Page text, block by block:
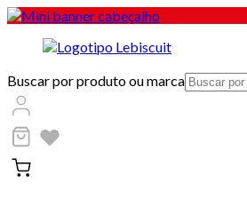
Buscar por produto ou marca